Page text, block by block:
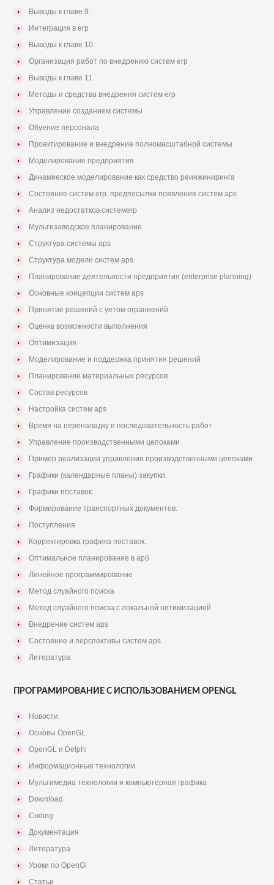
Выводы к главе 9.
Интеграция в erp
Выводы к главе 10.
Организация работ по внедрению систем erp
Выводы к главе 11.
Методы и средства внедрения систем erp
Управление созданием системы
Обуение персонала
Проектирование и внедрение полномасштабной системы
Моделирование предприятия
Динамиеское моделирование как средство реинжиниринга
Состояние систем erp. предпосылки появления систем aps
Анализ недостатков системerp
Мультизаводское планирование
Структура системы aps
Структура модели систем aps
Планирование деятельности предприятия (enterprise planning)
Основные концепции систем aps
Принятие решений с уетом ограниений
Оценка возможности выполнения
Оптимизация
Моделирование и поддержка принятия решений
Планирование материальных ресурсов
Состав ресурсов
Настройка систем aps
Время на переналадку и последовательность работ
Управление производственными цепоками
Пример реализации управления производственными цепоками
Графики (календарные планы) закупки.
Графики поставок.
Формирование транспортных документов.
Поступления
Корректировка графика поставок.
Оптимальное планирование в арб
Линейное программирование
Метод слуайного поиска
Метод слуайного поиска с локальной оптимизацией
Внедрение систем aps
Состояние и перспективы систем aps
Литература
ПРОГРАМИРОВАНИЕ С ИСПОЛЬЗОВАНИЕМ OPENGL
Новости
Основы OpenGL
OpenGL и Delphi
Информационные технологии
Мультимедиа технологии и компьютерная графика
Download
Coding
Документация
Литература
Уроки по OpenGl
Статьи